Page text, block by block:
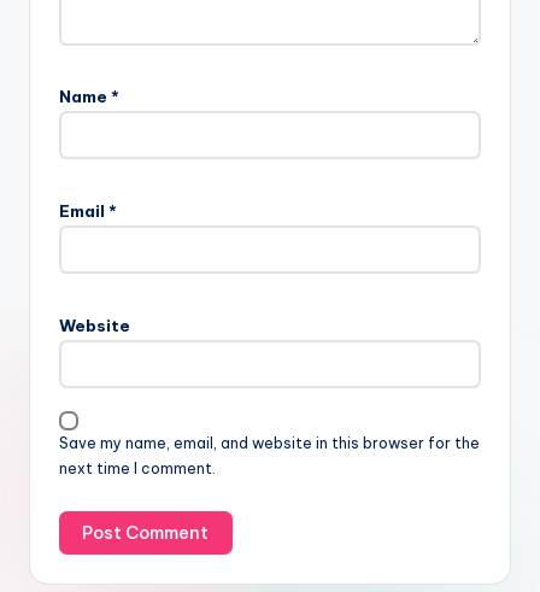
Name *
Email *
Website
Save my name, email, and website in this browser for the
next time I comment.